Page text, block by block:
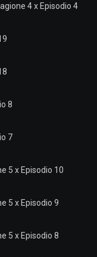
4 x Episodio 4
8
7
5 x Episodio 10
5 x Episodio 9
5 x Episodio 8